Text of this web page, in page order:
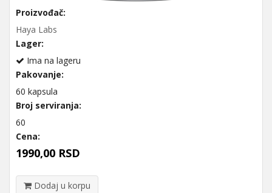
Proizvođač:
Haya Labs
Lager:
Ima na lageru
Pakovanje:
60 kapsula
Broj serviranja:
60
Cena:
1990,00 RSD
Dodaj u korpu